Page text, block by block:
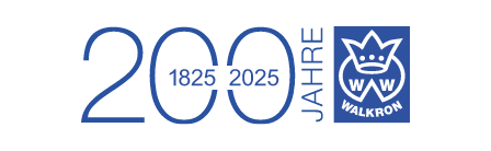
Zum Hauptinhalt springen